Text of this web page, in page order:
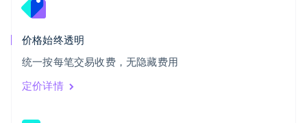
价格始终透明
统一按每笔交易收费，无隐藏费用
定价详情
泰国
ไทย
希腊
English
西班牙
Español
新加坡